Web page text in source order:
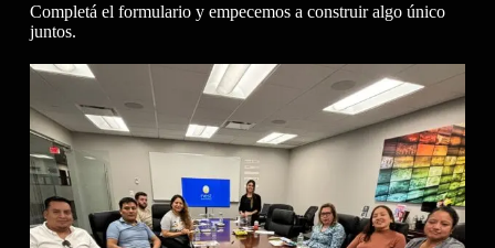
Completá el formulario y empecemos a construir algo único
juntos.